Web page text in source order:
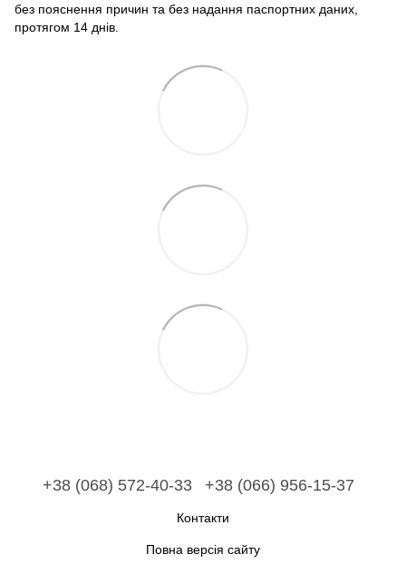
без пояснення причин та без надання паспортних даних,
протягом 14 днів.
+38 (068) 572-40-33 +38 (066) 956-15-37
Контакти
Повна версія сайту